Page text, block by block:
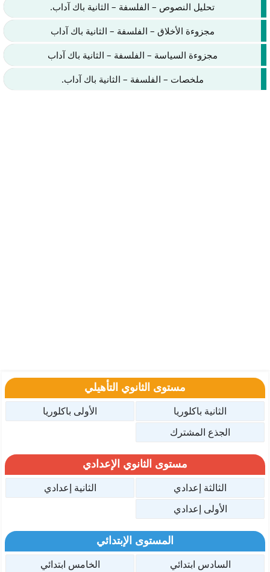
تحليل النصوص – الفلسفة – الثانية باك آداب.
مجزوءة الأخلاق – الفلسفة – الثانية باك آداب
مجزوءة السياسة – الفلسفة – الثانية باك آداب
ملخصات – الفلسفة – الثانية باك آداب.
مستوى الثانوي التأهيلي
الثانية باكلوريا
الأولى باكلوريا
الجذع المشترك
مستوى الثانوي الإعدادي
الثالثة إعدادي
الثانية إعدادي
الأولى إعدادي
المستوى الإبتدائي
السادس ابتدائي
الخامس ابتدائي